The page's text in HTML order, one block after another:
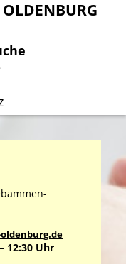
12:30 Uhr